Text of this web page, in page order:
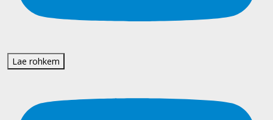
Lae rohkem